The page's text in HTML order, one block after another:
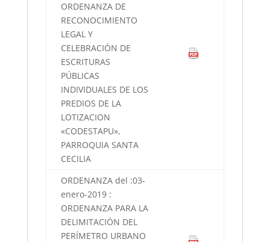
ORDENANZA DE
RECONOCIMIENTO
LEGAL Y
CELEBRACIÓN DE
ESCRITURAS
PÚBLICAS
INDIVIDUALES DE LOS
PREDIOS DE LA
LOTIZACION
«CODESTAPU»,
PARROQUIA SANTA
CECILIA
ORDENANZA del :03-
enero-2019 :
ORDENANZA PARA LA
DELIMITACIÓN DEL
PERÍMETRO URBANO